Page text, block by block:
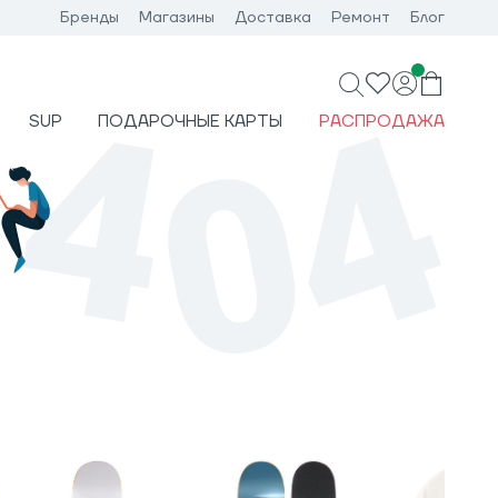
Бренды Магазины Доставка Ремонт Блог
SUP ПОДАРОЧНЫЕ КАРТЫ РАСПРОДАЖА